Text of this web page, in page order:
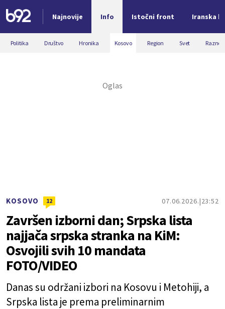
Najnovije Info Istočni front Iranska
Nova vest
Politika Društvo Hronika Kosovo Region Svet Razno
KOSOVO 12 07.06.2026. 23:52
Završen izborni dan; Srpska lista
najjača srpska stranka na KiM:
Osvojili svih 10 mandata
FOTO/VIDEO
Danas su održani izbori na Kosovu i Metohiji, a
Srpska lista je prema preliminarnim